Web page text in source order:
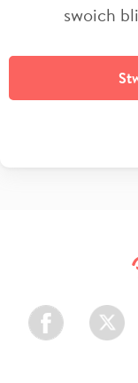
swoich
Facebook Twitter